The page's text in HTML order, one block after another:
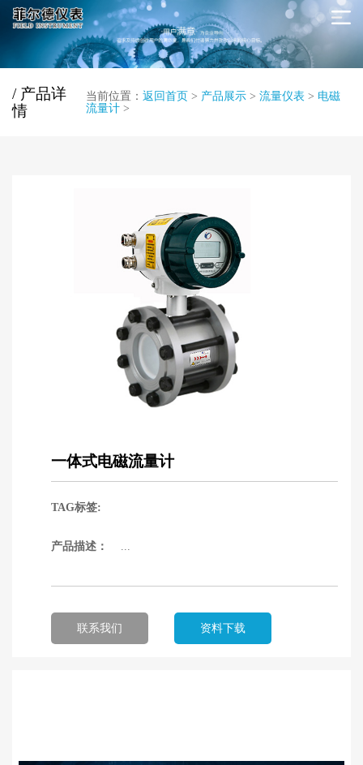
/ 产品详
情
当前位置： 返回首页 > 产品展示> 流量仪表 > 电磁
流量计>
一体式电磁流量计
TAG标签:
产品描述： ...
联系我们 资料下载